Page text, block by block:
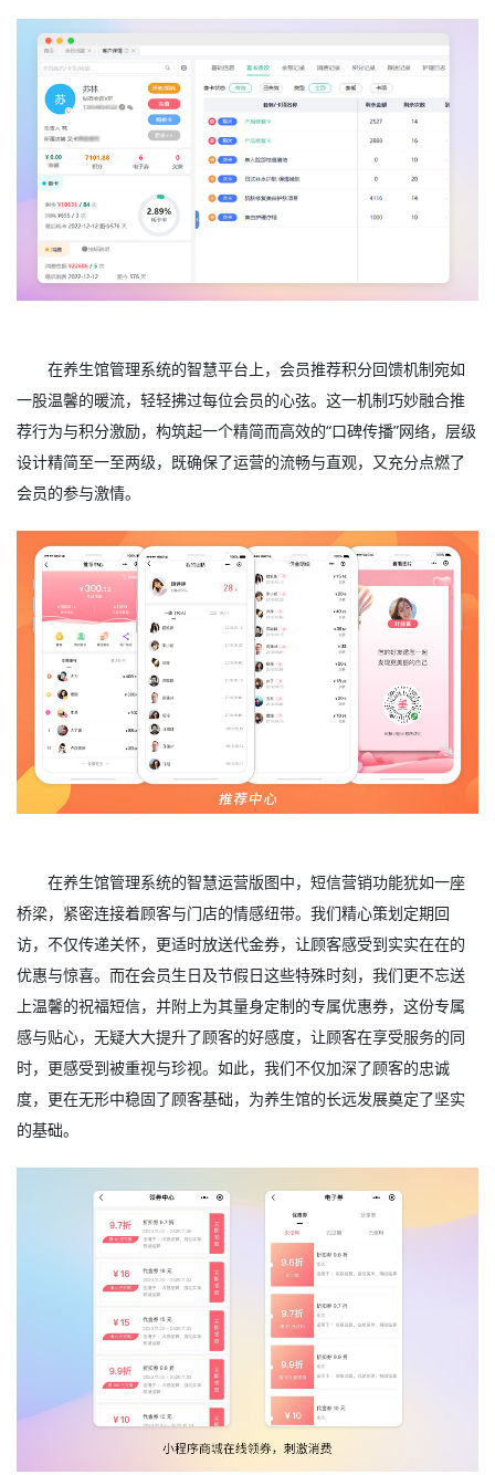
在养生馆管理系统的智慧平台上，会员推荐积分回馈机制宛如
一股温馨的暖流，轻轻拂过每位会员的心弦。这一机制巧妙融合推
荐行为与积分激励，构筑起一个精简而高效的“口碑传播”网络，层级
设计精简至一至两级，既确保了运营的流畅与直观，又充分点燃了
会员的参与激情。
在养生馆管理系统的智慧运营版图中，短信营销功能犹如一座
桥梁，紧密连接着顾客与门店的情感纽带。我们精心策划定期回
访，不仅传递关怀，更适时放送代金券，让顾客感受到实实在在的
优惠与惊喜。而在会员生日及节假日这些特殊时刻，我们更不忘送
上温馨的祝福短信，并附上为其量身定制的专属优惠券，这份专属
感与贴心，无疑大大提升了顾客的好感度，让顾客在享受服务的同
时，更感受到被重视与珍视。如此，我们不仅加深了顾客的忠诚
度，更在无形中稳固了顾客基础，为养生馆的长远发展奠定了坚实
的基础。